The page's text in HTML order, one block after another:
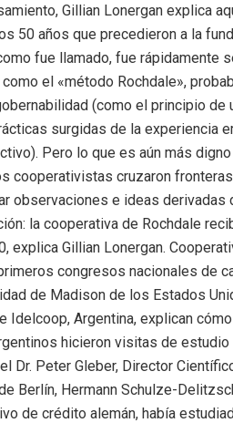
Gillian Lonergan explica
50 años que precedieron a la
fue llamado, fue rápidamente
el «método Rochdale»,
(como el principio de
surgidas de la experiencia
Pero lo que es aún más
cooperativistas cruzaron
observaciones e ideas
la cooperativa de Rochdale
explica Gillian Lonergan.
congresos nacionales de
de Madison de los Estados
Idelcoop, Argentina, explican
hicieron visitas de
Dr. Peter Gleber, Director
Berlín, Hermann Schulze-
de crédito alemán, había